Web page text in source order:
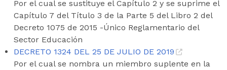
Por el cual se sustituye el Capítulo 2 y se suprime el
Capítulo 7 del Título 3 de la Parte 5 del Libro 2 del
Decreto 1075 de 2015 -Único Reglamentario del
Sector Educación
DECRETO 1324 DEL 25 DE JULIO DE 2019
Por el cual se nombra un miembro suplente en la